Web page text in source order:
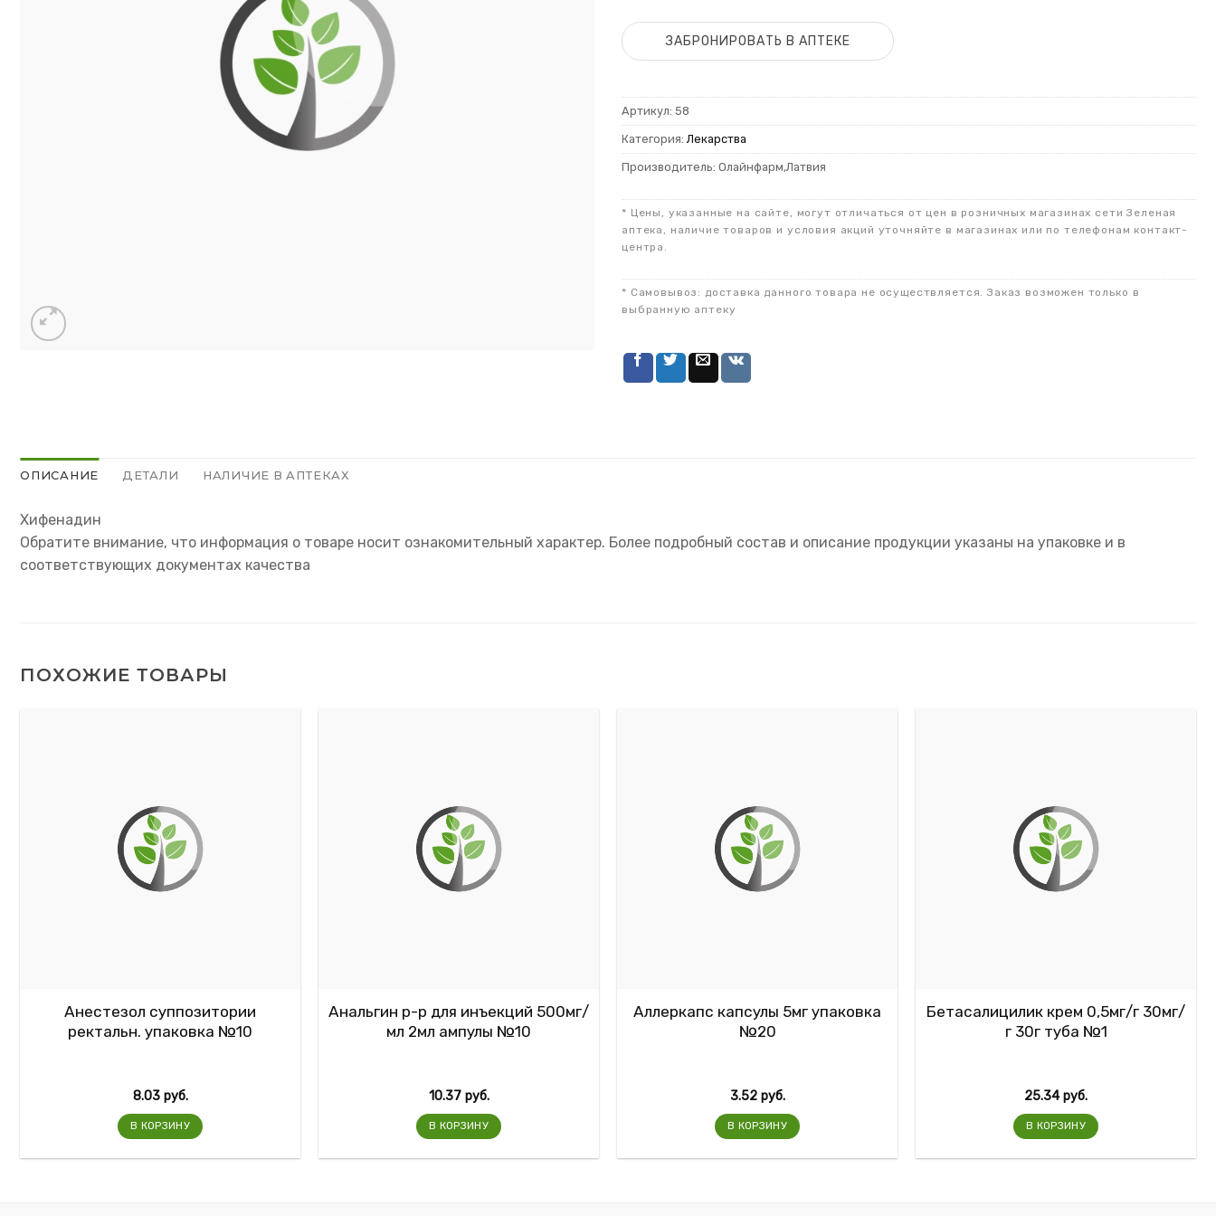
ЗАБРОНИРОВАТЬ В АПТЕКЕ
Артикул: 58
Категория:Лекарства
Производитель: Олайнфарм,Латвия
* Цены, указанные на сайте, могут отличаться от цен в розничных магазинах сети Зеленая
аптека, наличие товаров и условия акций уточняйте в магазинах или по телефонам контакт-
центра.
* Самовывоз: доставка данного товара не осуществляется. Заказ возможен только в
выбранную аптеку
ОПИСАНИЕ ДЕТАЛИ НАЛИЧИЕ В АПТЕКАХ
Хифенадин
Обратите внимание, что информация о товаре носит ознакомительный характер. Более подробный состав и описание продукции указаны на упаковке и в
соответствующих документах качества
ПОХОЖИЕ ТОВАРЫ
Анестезол суппозитории
ректальн. упаковка №10
8.03 руб.
В КОРЗИНУ
Анальгин р-р для инъекций 500мг/
мл 2мл ампулы №10
10.37 руб.
В КОРЗИНУ
Аллеркапс капсулы 5мг упаковка
№20
3.52 руб.
В КОРЗИНУ
Бетасалицилик крем 0,5мг/г 30мг/
г 30г туба №1
25.34руб.
В КОРЗИНУ